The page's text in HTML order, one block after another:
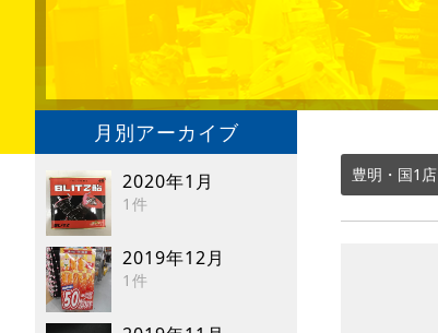
月別アーカイブ
2020年1月
1件
2019年12月
1件
豊明・国1店